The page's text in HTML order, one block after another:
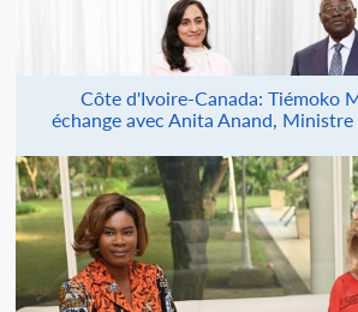
Côte d'Ivoire-Canada: Tiémoko
échange avec Anita Anand, Ministre